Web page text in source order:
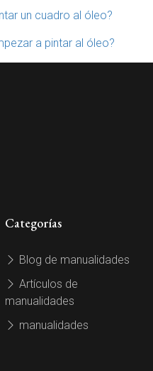
un cuadro al óleo?
a pintar al óleo?
Categorías
Blog de manualidades
Artículos de
manualidades
manualidades